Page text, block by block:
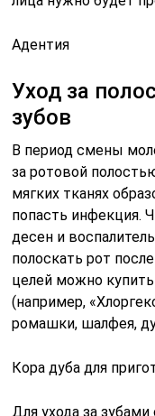
Адентия
Уход за
зубов
В период смены
за ротовой
мягких тканях
попасть инфекция.
десен и
полоскать рот
целей можно
(например,
ромашки, шалфея,
Кора дуба для
Для ухода за